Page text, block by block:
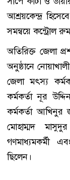
আশ্রয়কেন্দ্র
সমন্বয়ে কন্ট্রোল
অতিরিক্ত জেলা
অনুষ্ঠানে
জেলা মৎস্য
কর্মকর্তা নূর
কর্মকর্তা আখিনুর
মোহাম্মদ
গণমাধ্যমকর্মী
ছিলেন।